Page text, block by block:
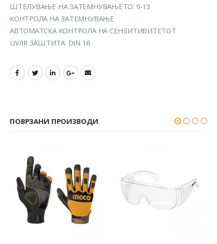
ШТЕЛУВАЊЕ НА ЗАТЕМНУВАЊЕТО: 9-13
КОНТРОЛА НА ЗАТЕМНУВАЊЕ
АВТОМАТСКА КОНТРОЛА НА СЕНЗИТИВИТЕТОТ
UV/IR ЗАШТИТА: DIN 16
ПОВРЗАНИ ПРОИЗВОДИ